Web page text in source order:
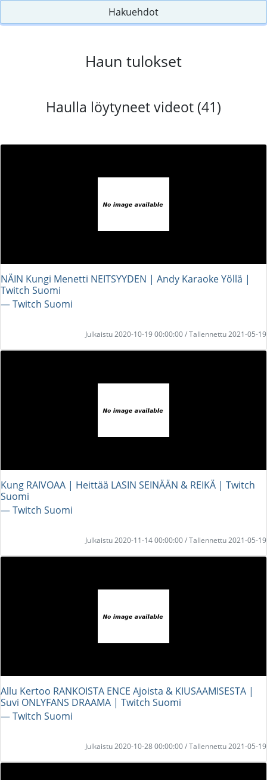
Hakuehdot
Haun tulokset
Haulla löytyneet videot (41)
NÄIN Kungi Menetti NEITSYYDEN | Andy Karaoke Yöllä |
Twitch Suomi
― Twitch Suomi
Julkaistu 2020-10-19 00:00:00 / Tallennettu 2021-05-19
Kung RAIVOAA | Heittää LASIN SEINÄÄN & REIKÄ | Twitch
Suomi
― Twitch Suomi
Julkaistu 2020-11-14 00:00:00 / Tallennettu 2021-05-19
Allu Kertoo RANKOISTA ENCE Ajoista & KIUSAAMISESTA |
Suvi ONLYFANS DRAAMA | Twitch Suomi
― Twitch Suomi
Julkaistu 2020-10-28 00:00:00 / Tallennettu 2021-05-19